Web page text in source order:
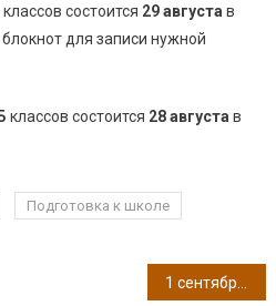
классов состоится 29 августа в
для записи нужной
классов состоится 28 августа в
Подготовка к школе
записям